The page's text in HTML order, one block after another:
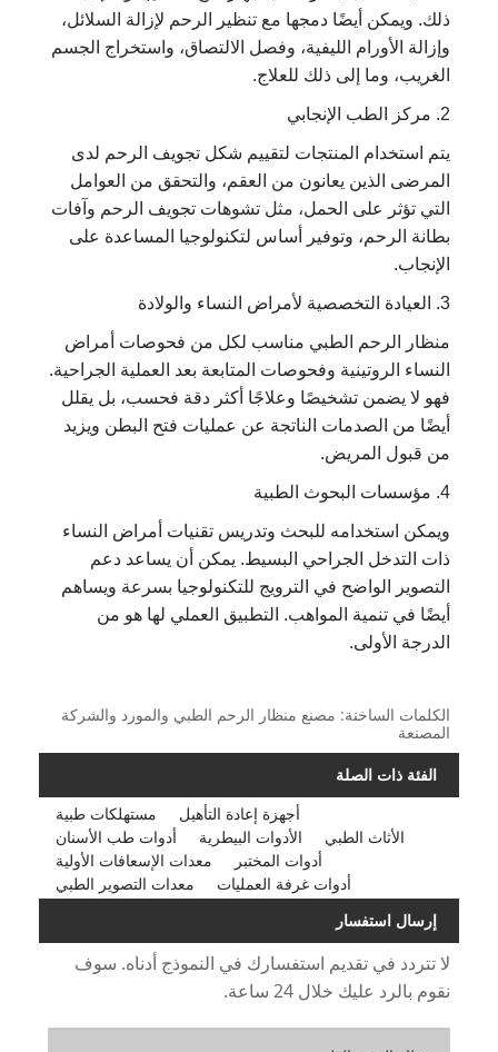
ذلك. ويمكن أيضًا دمجها مع تنظير الرحم لإزالة السلائل،
وإزالة الأورام الليفية، وفصل الالتصاق، واستخراج الجسم
الغريب، وما إلى ذلك للعلاج.
2. مركز الطب الإنجابي
يتم استخدام المنتجات لتقييم شكل تجويف الرحم لدى
المرضى الذين يعانون من العقم، والتحقق من العوامل
التي تؤثر على الحمل، مثل تشوهات تجويف الرحم وآفات
بطانة الرحم، وتوفير أساس لتكنولوجيا المساعدة على
الإنجاب.
3. العيادة التخصصية لأمراض النساء والولادة
منظار الرحم الطبي مناسب لكل من فحوصات أمراض
النساء الروتينية وفحوصات المتابعة بعد العملية الجراحية.
فهو لا يضمن تشخيصًا وعلاجًا أكثر دقة فحسب، بل يقلل
أيضًا من الصدمات الناتجة عن عمليات فتح البطن ويزيد
من قبول المريض.
4. مؤسسات البحوث الطبية
ويمكن استخدامه للبحث وتدريس تقنيات أمراض النساء
ذات التدخل الجراحي البسيط. يمكن أن يساعد دعم
التصوير الواضح في الترويج للتكنولوجيا بسرعة ويساهم
أيضًا في تنمية المواهب. التطبيق العملي لها هو من
الدرجة الأولى.
الكلمات الساخنة: مصنع منظار الرحم الطبي والمورد والشركة
المصنعة
الفئة ذات الصلة
مستهلكات طبية
أجهزة إعادة التأهيل
أدوات طب الأسنان
الأدوات البيطرية
الأثاث الطبي
معدات الإسعافات الأولية
أدوات المختبر
معدات التصوير الطبي
أدوات غرفة العمليات
إرسال استفسار
لا تتردد في تقديم استفسارك في النموذج أدناه. سوف
نقوم بالرد عليك خلال 24 ساعة.